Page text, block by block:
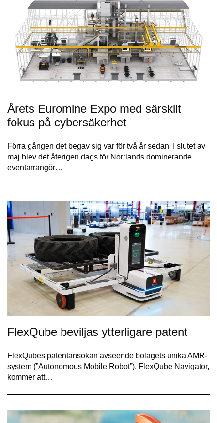
Årets Euromine Expo med särskilt
fokus på cybersäkerhet
Förra gången det begav sig var för två år sedan. I slutet av
maj blev det återigen dags för Norrlands dominerande
eventarrangör…
FlexQube beviljas ytterligare patent
FlexQubes patentansökan avseende bolagets unika AMR-
system (”Autonomous Mobile Robot”), FlexQube Navigator,
kommer att…